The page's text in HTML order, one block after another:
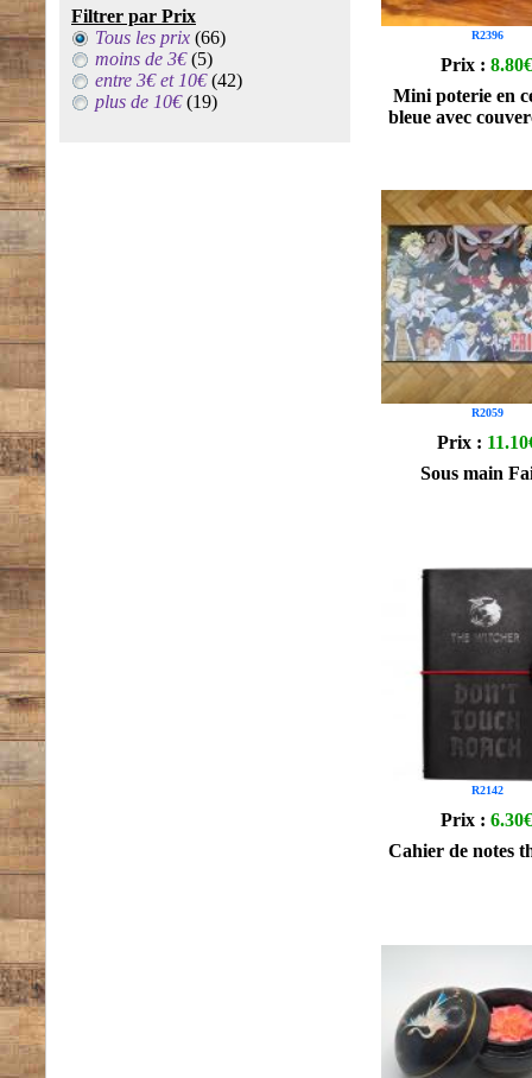
Filtrer par Prix
Tous les prix (66)
moins de 3€(5)
entre 3€ et 10€(42)
plus de 10€(19)
R2396
Prix : 8.80€
Mini poterie en
bleue avec
R2059
Prix :
Sous main
R2142
Prix : 6.30€
Cahier de notes